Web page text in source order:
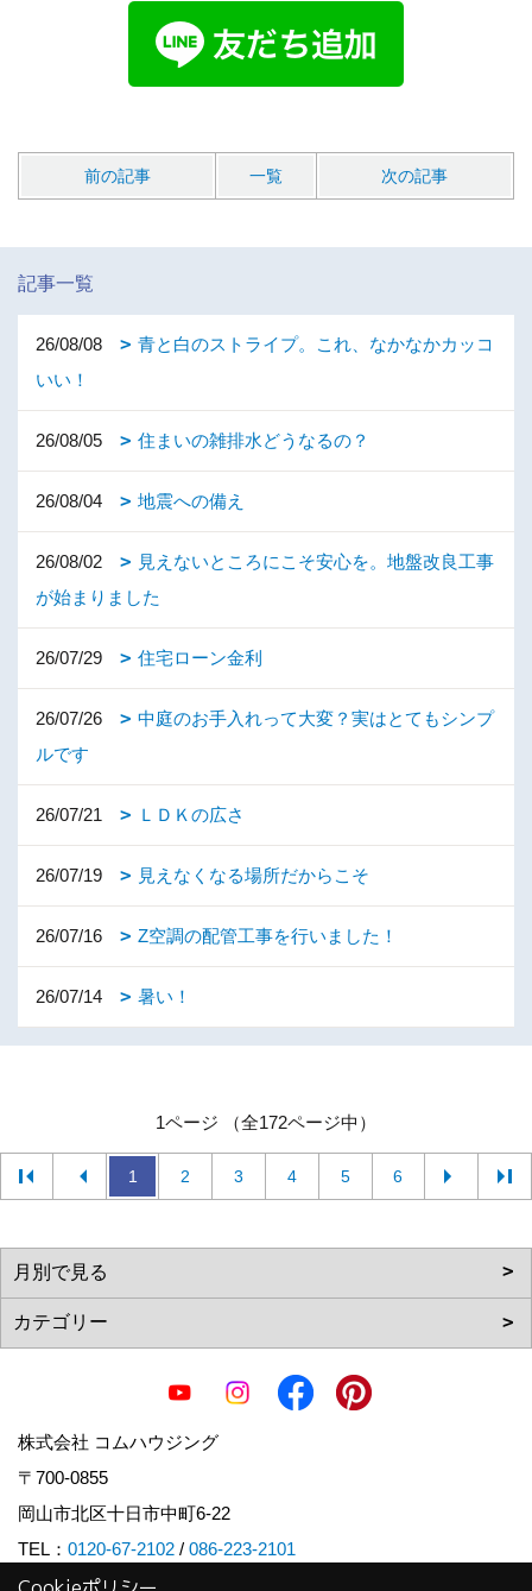
前の記事 一覧 次の記事
記事一覧
26/08/08
青と白のストライプ。これ、なかなかカッコ
いい！
26/08/05 住まいの雑排水どうなるの？
26/08/04 地震への備え
26/08/02
見えないところにこそ安心を。地盤改良工事
が始まりました
26/07/29 住宅ローン金利
26/07/26
中庭のお手入れって大変？実はとてもシンプ
ルです
26/07/21 ＬＤＫの広さ
26/07/19 見えなくなる場所だからこそ
26/07/16 Z空調の配管工事を行いました！
26/07/14 暑い！
1ページ （全172ページ中）
1 2 3 4 5 6
株式会社 コムハウジング
〒700-0855
岡山市北区十日市中町6-22
TEL： 0120-67-2102 / 086-223-2101
FAX：086-223-2103